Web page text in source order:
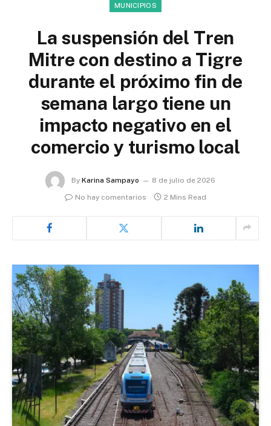
MUNICIPIOS
La suspensión del Tren
Mitre con destino a Tigre
durante el próximo fin de
semana largo tiene un
impacto negativo en el
comercio y turismo local
By Karina Sampayo
8 de julio de 2026
No hay comentarios
2 Mins Read